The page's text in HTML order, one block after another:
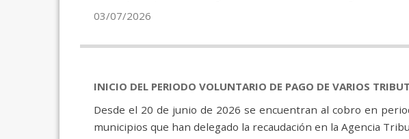
03/07/2026
INICIO DEL PERIODO VOLUNTARIO DE PAGO DE VARIOS
Desde el 20 de junio de 2026 se encuentran al cobro en
municipios que han delegado la recaudación en la Agencia